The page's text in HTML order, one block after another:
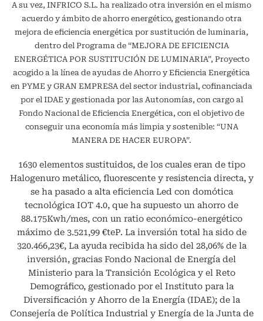
A su vez, INFRICO S.L. ha realizado otra inversión en el mismo
acuerdo y ámbito de ahorro energético, gestionando otra
mejora de eficiencia energética por sustitución de luminaria,
dentro del Programa de “MEJORA DE EFICIENCIA
ENERGÉTICA POR SUSTITUCIÓN DE LUMINARIA”, Proyecto
acogido a la línea de ayudas de Ahorro y Eficiencia Energética
en PYME y GRAN EMPRESA del sector industrial, cofinanciada
por el IDAE y gestionada por las Autonomías, con cargo al
Fondo Nacional de Eficiencia Energética, con el objetivo de
conseguir una economía más limpia y sostenible: “UNA
MANERA DE HACER EUROPA”.
1630 elementos sustituidos, de los cuales eran de tipo
Halogenuro metálico, fluorescente y resistencia directa, y
se ha pasado a alta eficiencia Led con domótica
tecnológica IOT 4.0, que ha supuesto un ahorro de
88.175Kwh/mes, con un ratio económico-energético
máximo de 3.521,99 €teP. La inversión total ha sido de
320.466,23€, La ayuda recibida ha sido del 28,06% de la
inversión, gracias Fondo Nacional de Energía del
Ministerio para la Transición Ecológica y el Reto
Demográfico, gestionado por el Instituto para la
Diversificación y Ahorro de la Energía (IDAE); de la
Consejería de Política Industrial y Energía de la Junta de